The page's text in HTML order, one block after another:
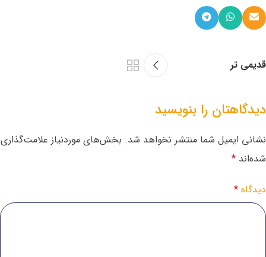
قدیمی تر
دیدگاهتان را بنویسید
نشانی ایمیل شما منتشر نخواهد شد. بخش‌های موردنیاز علامت‌گذاری
شده‌اند *
دیدگاه *